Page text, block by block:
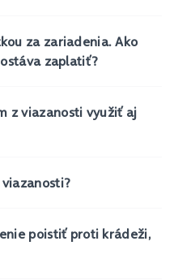
za zariadenia. Ako
zaplatiť?
z viazanosti využiť aj
poistiť proti krádeži,